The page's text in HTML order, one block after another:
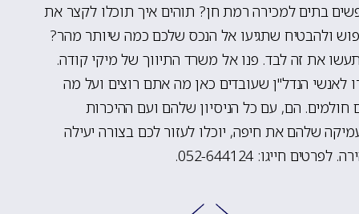
בתים למכירה רמת חן? תוהים איך תוכלו לקצר את
ולהבטיח שתגיעו אל הנכס שלכם כמה שיותר מהר?
את זה לבד. פנו אל משרד התיווך של מיקי קודה.
לאנשי הנדל"ן שעובדים כאן מה אתם רוצים ועל מה
חולמים. הם, עם כל הניסיון שלהם ועם ההיכרות
שלהם את חיפה, יוכלו לעזור לכם בצורה יעילה
לפרטים חייגו: 052-644124.